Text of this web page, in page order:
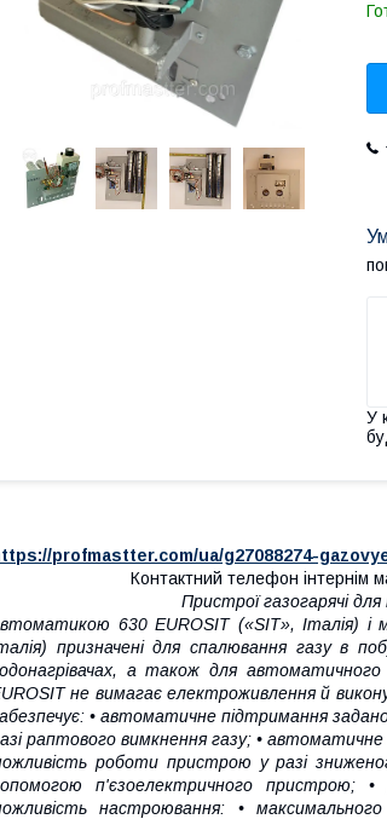
У
profmastter.com/ua/g27088274-
Контактний телефон
Пристрої газогарячі
630 EUROSIT («SIT», Італія) і
призначені для спалювання газу в
а також для
не вимагає електроживлення й
• автоматичне підтримання
раптового вимкнення газу; •
роботи пристрою у разі
п'єзоелектричного пристрою;
настроювання: •